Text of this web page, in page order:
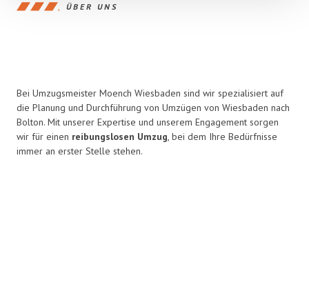
ÜBER UNS
Bei Umzugsmeister Moench Wiesbaden sind wir spezialisiert auf
die Planung und Durchführung von Umzügen von Wiesbaden nach
Bolton. Mit unserer Expertise und unserem Engagement sorgen
wir für einen reibungslosen Umzug, bei dem Ihre Bedürfnisse
immer an erster Stelle stehen.